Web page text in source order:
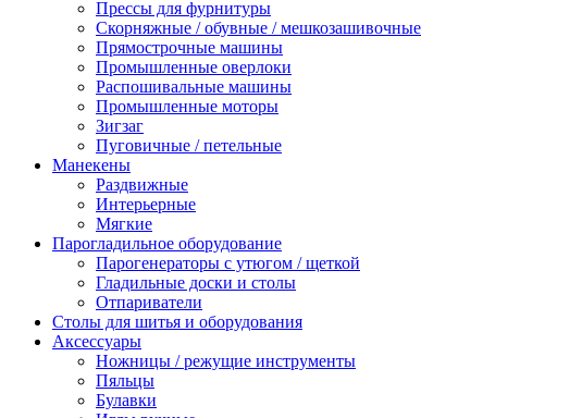
Прессы для фурнитуры
Скорняжные / обувные / мешкозашивочные
Прямострочные машины
Промышленные оверлоки
Распошивальные машины
Промышленные моторы
Зигзаг
Пуговичные / петельные
Манекены
Раздвижные
Интерьерные
Мягкие
Парогладильное оборудование
Парогенераторы с утюгом / щеткой
Гладильные доски и столы
Отпариватели
Столы для шитья и оборудования
Аксессуары
Ножницы / режущие инструменты
Пяльцы
Булавки